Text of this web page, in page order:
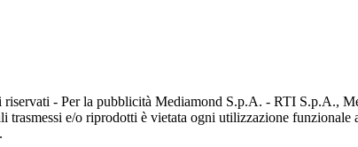
- Per la pubblicità Mediamond S.p.A. - RTI S.p.A.,
trasmessi e/o riprodotti è vietata ogni utilizzazione funzionale